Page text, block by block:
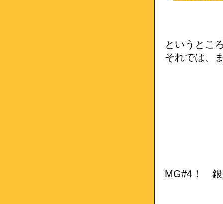
というとこ
それでは、
MG#4！